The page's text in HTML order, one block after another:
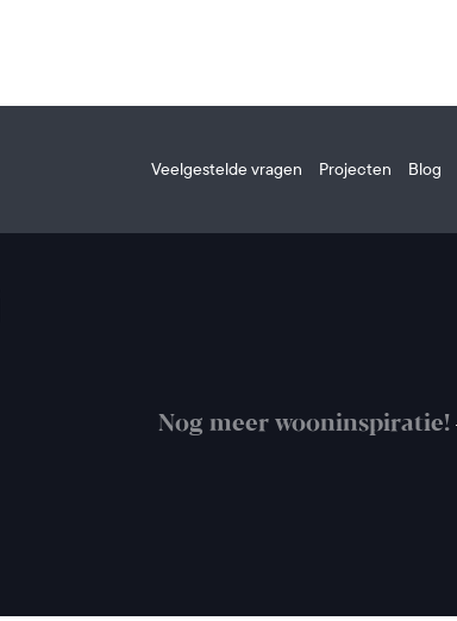
Veelgestelde vragen Projecten Blog
Nog meer wooninspiratie!